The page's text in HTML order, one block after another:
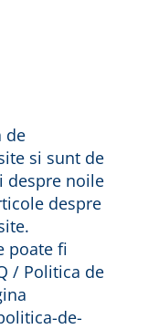
de
si sunt de
despre noile
despre
poate fi
/ Politica de
de-